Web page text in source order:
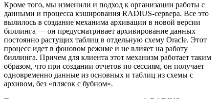
Кроме того, мы изменили и подход к организации работы с
данными и процесса кэширования RADIUS-сервера. Все это
вылилось в создание механима архивации в новой версии
биллинга — он предусматривает архивирование данных
постоянно растущих таблиц в отдельную схему Oracle. Этот
процесс идет в фоновом режиме и не влияет на работу
биллинга. Причем для клиента этот механизм работает таким
образом, что при создании отчетов по сессиям, он получает
одновременно данные из основных и таблиц из схемы с
архивом, без «плясок с бубном».